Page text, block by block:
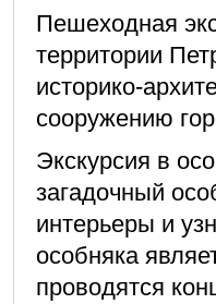
Пешеходная
территории
историко-
сооружению
Экскурсия в
загадочный
интерьеры и
особняка
проводятся